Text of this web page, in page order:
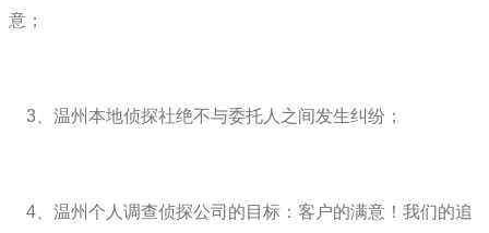
意；
3、温州本地侦探社绝不与委托人之间发生纠纷；
4、温州个人调查侦探公司的目标：客户的满意！我们的追